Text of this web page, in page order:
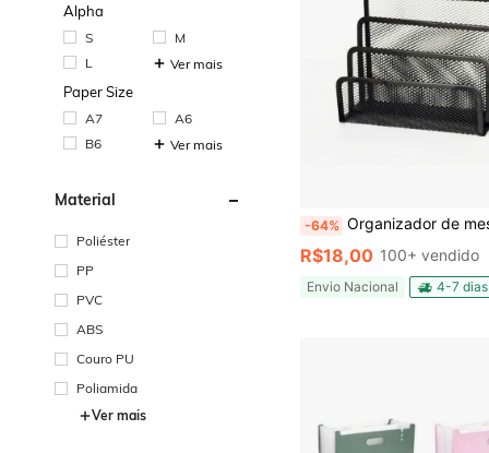
Alpha
S
M
L
Ver mais
Paper Size
A7
A6
B6
Ver mais
Material
Poliéster
PP
PVC
ABS
Couro PU
Poliamida
Ver mais
-64% Organizador de mesa para cartas com três compartimentos de metal, porta-cartas, tela metálica, suportes para livros com
R$18,00 100+ vendido
Envio Nacional 4-7 dias